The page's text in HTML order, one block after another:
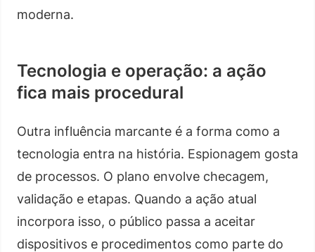
moderna.
Tecnologia e operação: a ação
fica mais procedural
Outra influência marcante é a forma como a
tecnologia entra na história. Espionagem gosta
de processos. O plano envolve checagem,
validação e etapas. Quando a ação atual
incorpora isso, o público passa a aceitar
dispositivos e procedimentos como parte do